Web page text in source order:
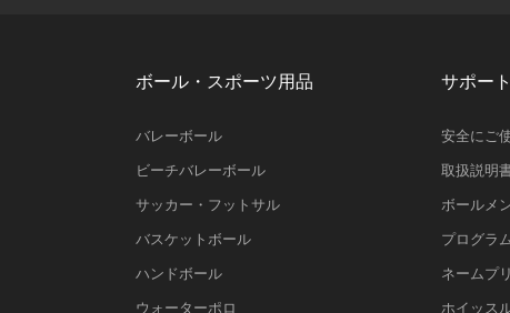
ボール・スポーツ用品
バレーボール
ビーチバレーボール
サッカー・フットサル
バスケットボール
ハンドボール
ウォーターポロ
サポート
安全にご
取扱説明
ボールメ
プログラ
ネームプ
ホイッス